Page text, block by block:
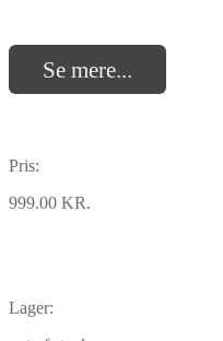
Se mere...
Pris:
999.00 KR.
Lager: